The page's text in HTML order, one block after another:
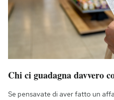
Chi ci guadagna davvero
Se pensavate di aver fatto un